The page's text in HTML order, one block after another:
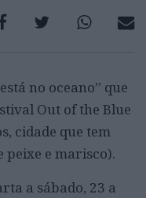
no oceano” que
Out of the Blue
cidade que tem
peixe e marisco).
a sábado, 23 a